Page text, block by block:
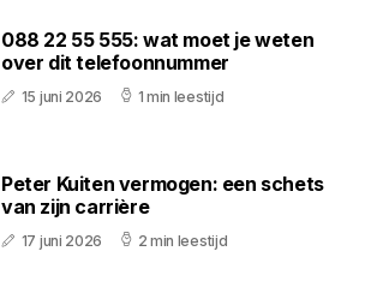
088 22 55 555: wat moet je weten
over dit telefoonnummer
15 juni 2026 1 min leestijd
Peter Kuiten vermogen: een schets
van zijn carrière
17 juni 2026 2 min leestijd